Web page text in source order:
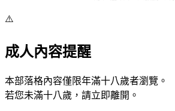
⚠️
成人內容提醒
本部落格內容僅限年滿十八歲者瀏覽。
若您未滿十八歲，請立即離開。